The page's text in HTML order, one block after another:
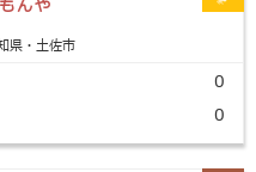
んや
県・土佐市
0
0